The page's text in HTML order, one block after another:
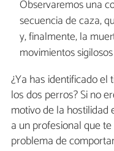
Observaremos una
secuencia de caza,
y, finalmente, la
movimientos
¿Ya has identificado
los dos perros? Si no
motivo de la
a un profesional que
problema de